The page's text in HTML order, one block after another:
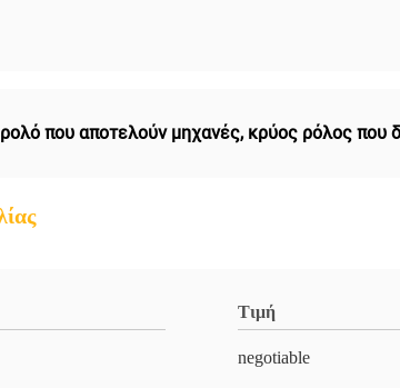
που αποτελούν μηχανές, κρύος ρόλος που
Τιμή
negotiable